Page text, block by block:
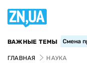
ВАЖНЫЕ ТЕМЫ Смена
ГЛАВНАЯ НАУКА